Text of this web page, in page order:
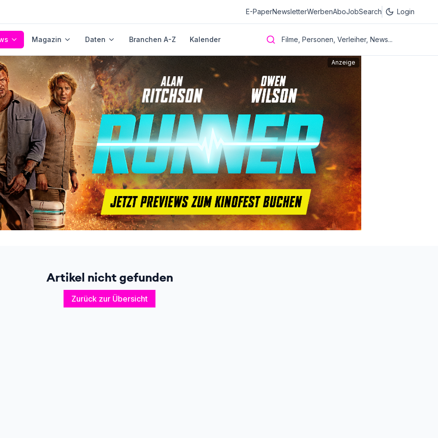
E-PaperNewsletterWerbenAboJobSearch Login
Magazin Daten Branchen A-Z Kalender Filme, Personen, Verleiher, News...
Anzeige
Artikel nicht gefunden
Zurück zur Übersicht